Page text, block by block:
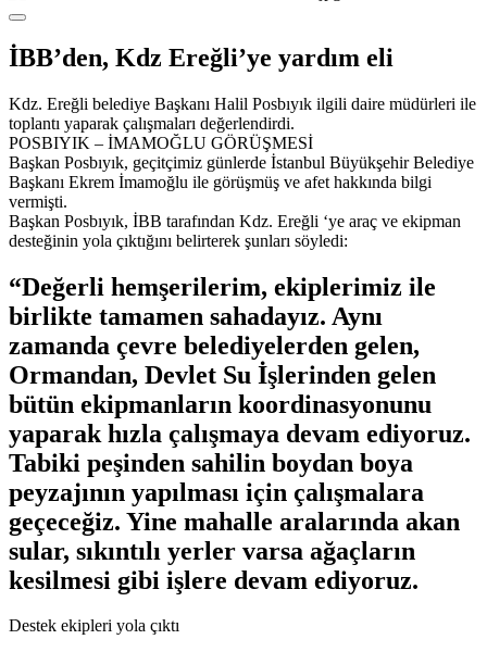
İBB’den, Kdz Ereğli’ye yardım eli
Kdz. Ereğli belediye Başkanı Halil Posbıyık ilgili daire müdürleri ile
toplantı yaparak çalışmaları değerlendirdi.
POSBIYIK – İMAMOĞLU GÖRÜŞMESİ
Başkan Posbıyık, geçitçimiz günlerde İstanbul Büyükşehir Belediye
Başkanı Ekrem İmamoğlu ile görüşmüş ve afet hakkında bilgi
vermişti.
Başkan Posbıyık, İBB tarafından Kdz. Ereğli ‘ye araç ve ekipman
desteğinin yola çıktığını belirterek şunları söyledi:
“Değerli hemşerilerim, ekiplerimiz ile
birlikte tamamen sahadayız. Aynı
zamanda çevre belediyelerden gelen,
Ormandan, Devlet Su İşlerinden gelen
bütün ekipmanların koordinasyonunu
yaparak hızla çalışmaya devam ediyoruz.
Tabiki peşinden sahilin boydan boya
peyzajının yapılması için çalışmalara
geçeceğiz. Yine mahalle aralarında akan
sular, sıkıntılı yerler varsa ağaçların
kesilmesi gibi işlere devam ediyoruz.
Destek ekipleri yola çıktı